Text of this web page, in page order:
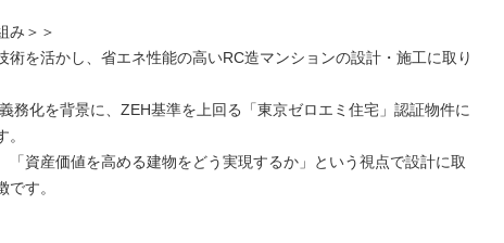
み＞＞
を活かし、省エネ性能の高いRC造マンションの設計・施工に取り
務化を背景に、ZEH基準を上回る「東京ゼロエミ住宅」認証物件に
「資産価値を高める建物をどう実現するか」という視点で設計に取
です。